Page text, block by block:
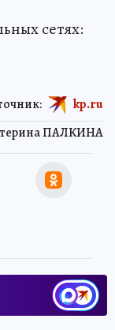
сетях:
ПАЛКИНА
kp.ru